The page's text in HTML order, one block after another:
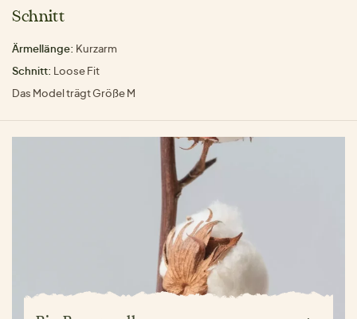
Schnitt
Ärmellänge: Kurzarm
Schnitt: Loose Fit
Das Model trägt Größe M